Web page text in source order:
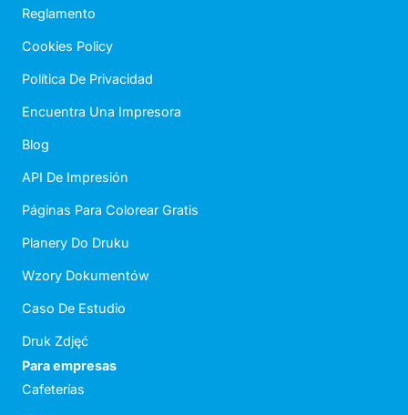
Reglamento
Cookies Policy
Política De Privacidad
Encuentra Una Impresora
Blog
API De Impresión
Páginas Para Colorear Gratis
Planery Do Druku
Wzory Dokumentów
Caso De Estudio
Druk Zdjęć
Para empresas
Cafeterías